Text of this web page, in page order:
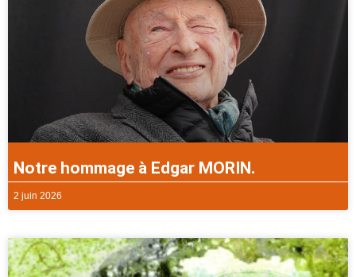
Notre hommage à Edgar MORIN.
2 juin 2026